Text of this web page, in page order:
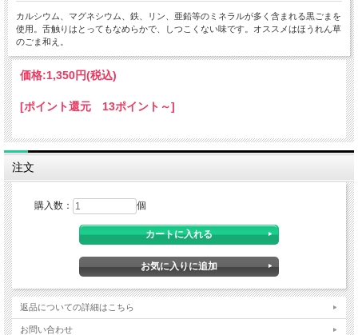
カルシウム、マグネシウム、鉄、リン、亜鉛等のミネラルが多く含まれる黒ごまを
使用。舌触りはとってもなめらかで、しつこくない味です。オススメはほうれん草
のごま和え。
価格:1,350円(税込)
[ポイント還元 13ポイント～]
注文
購入数： 個
返品についての詳細はこちら
お問い合わせ